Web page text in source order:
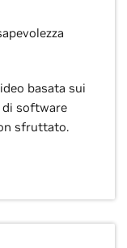
basata sui
software
sfruttato.